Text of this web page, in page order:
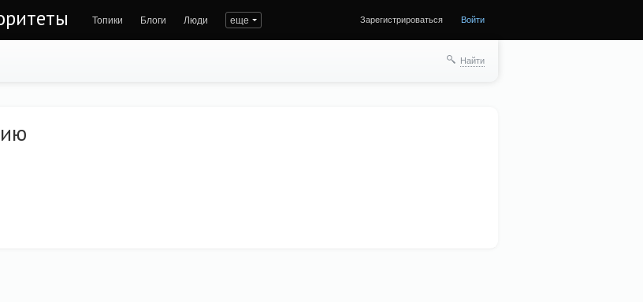
Топики Блоги Люди еще Зарегистрироваться Войти
Найти